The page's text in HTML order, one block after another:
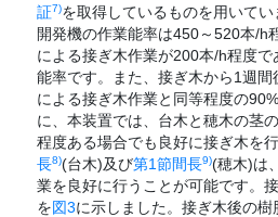
証7)を取得しているものを用いてい
開発機の作業能率は450～520本/h
による接ぎ木作業が200本/h程度
能率です。また、接ぎ木から1週
による接ぎ木作業と同等程度の
に、本装置では、台木と穂木の茎
程度ある場合でも良好に接ぎ木を
長8)(台木)及び第1節間長9)(穂木)は
業を良好に行うことが可能です。
を図3に示しました。接ぎ木後の